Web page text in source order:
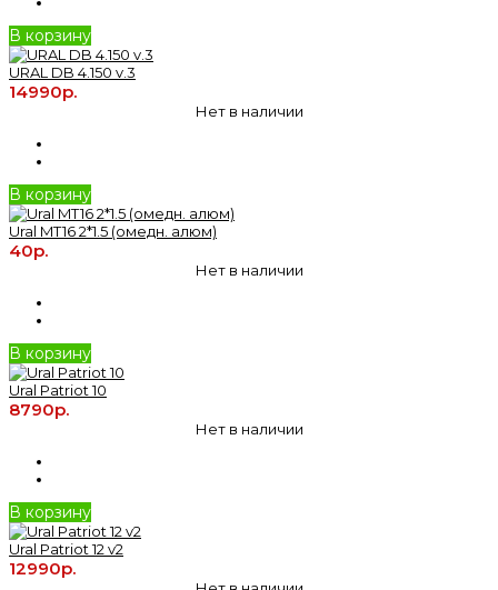
В корзину
URAL DB 4.150 v.3
14990р.
Нет в наличии
В корзину
Ural MT16 2*1.5 (омедн. алюм)
40р.
Нет в наличии
В корзину
Ural Patriot 10
8790р.
Нет в наличии
В корзину
Ural Patriot 12 v2
12990р.